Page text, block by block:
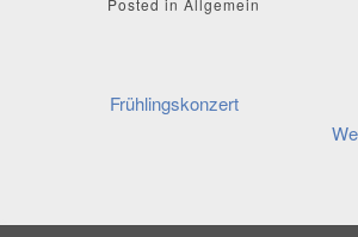
Posted in Allgemein
Frühlingskonzert